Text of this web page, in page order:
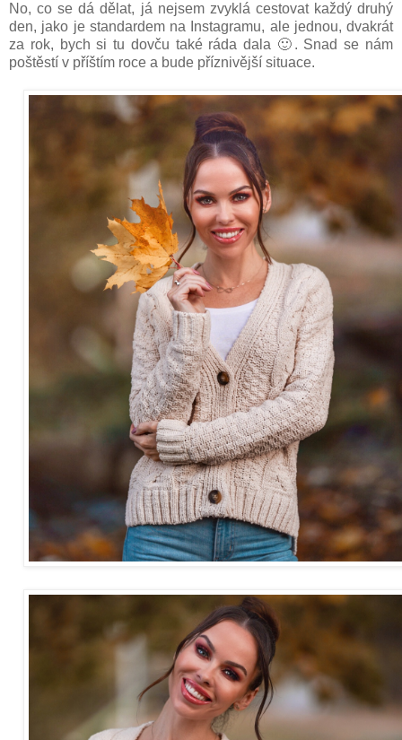
No, co se dá dělat, já nejsem zvyklá cestovat každý druhý
den, jako je standardem na Instagramu, ale jednou, dvakrát
za rok, bych si tu dovču také ráda dala 🙂. Snad se nám
poštěstí v příštím roce a bude příznivější situace.